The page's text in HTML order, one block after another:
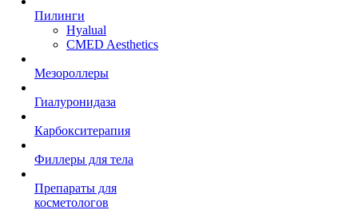
Пилинги
Hyalual
CMED Aesthetics
Мезороллеры
Гиалуронидаза
Карбокситерапия
Филлеры для тела
Препараты для
косметологов